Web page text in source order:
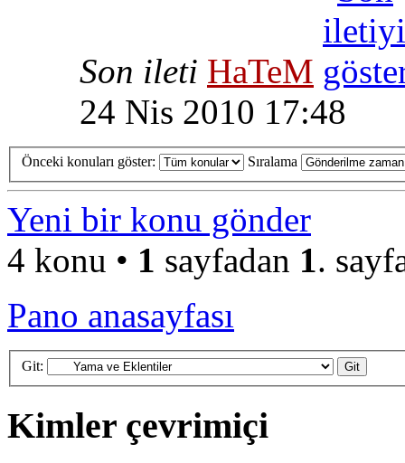
Son ileti HaTeM
24 Nis 2010 17:48
Önceki konuları göster: Sıralama
Yeni bir konu gönder
4 konu • 1 sayfadan 1.
Pano anasayfası
Git:
Kimler çevrimiçi